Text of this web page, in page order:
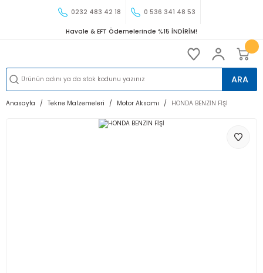
0232 483 42 18 0 536 341 48 53
Havale & EFT Ödemelerinde %15 İNDİRİM!
ARA
Anasayfa Tekne Malzemeleri Motor Aksamı HONDA BENZİN FİŞİ